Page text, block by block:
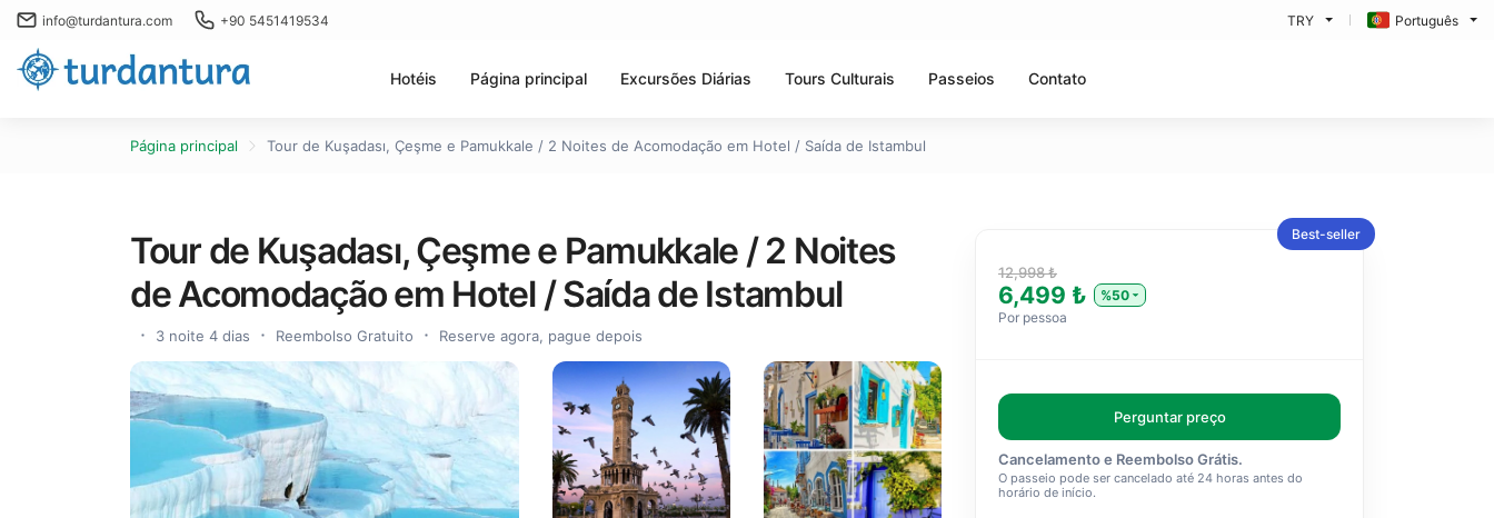
info@turdantura.com +90 5451419534 TRY Português
Hotéis Página principal Excursões Diárias Tours Culturais Passeios Contato
Página principal Tour de Kuşadası, Çeşme e Pamukkale / 2 Noites de Acomodação em Hotel / Saída de Istambul
Tour de Kuşadası, Çeşme e Pamukkale / 2 Noites
de Acomodação em Hotel / Saída de Istambul
3 noite 4 dias Reembolso Gratuito Reserve agora, pague depois
Best-seller
12,998 ₺
6,499 ₺
%50
Por pessoa
Perguntar preço
Cancelamento e Reembolso Grátis.
O passeio pode ser cancelado até 24 horas antes do
horário de início.